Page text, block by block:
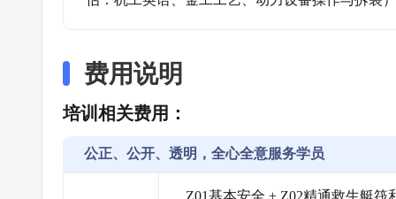
费用说明
培训相关费用：
公正、公开、透明，全心全意服务学员
Z01基本安全 + Z02精通救生艇筏